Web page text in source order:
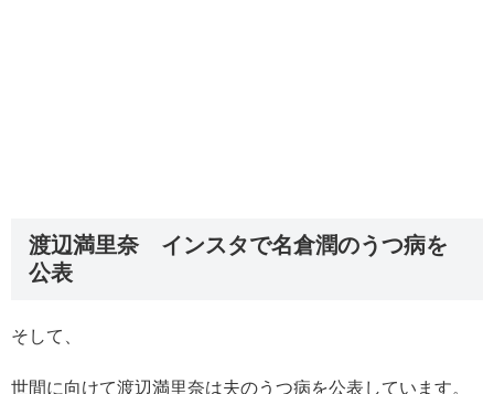
渡辺満里奈 インスタで名倉潤のうつ病を
公表
そして、
世間に向けて渡辺満里奈は夫のうつ病を公表しています。